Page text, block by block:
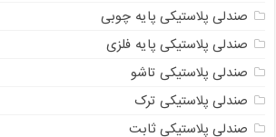
صندلی پلاستیکی پایه چوبی
صندلی پلاستیکی پایه فلزی
صندلی پلاستیکی تاشو
صندلی پلاستیکی ترک
صندلی پلاستیکی ثابت